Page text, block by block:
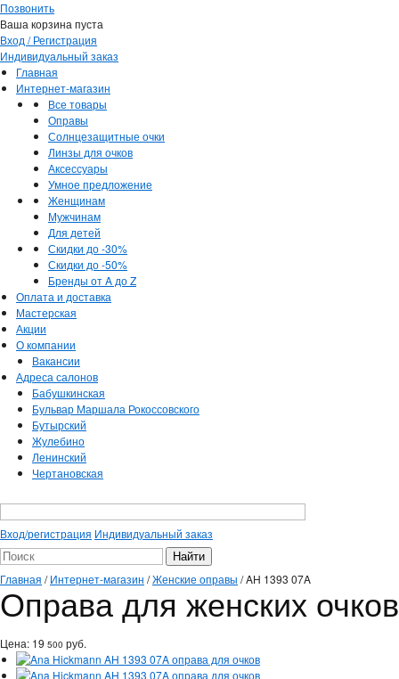
Позвонить
Ваша корзина пуста
Вход / Регистрация
Индивидуальный заказ
Главная
Интернет-магазин
Все товары
Оправы
Солнцезащитные очки
Линзы для очков
Аксессуары
Умное предложение
Женщинам
Мужчинам
Для детей
Скидки до -30%
Скидки до -50%
Бренды от A до Z
Оплата и доставка
Мастерская
Акции
О компании
Вакансии
Адреса салонов
Бабушкинская
Бульвар Маршала Рокоссовского
Бутырский
Жулебино
Ленинский
Чертановская
Вход/регистрация Индивидуальный заказ
Главная /Интернет-магазин /Женские оправы /AH 1393 07A
Оправа для женских
Цена: 19 500 руб.